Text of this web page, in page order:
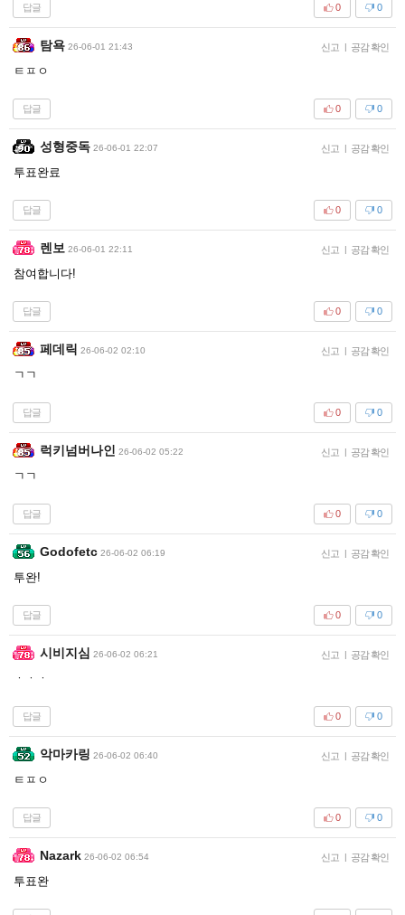
답글 0
0
탐욕 26-06-01 21:43 신고 | 공감 확인
ㅌㅍㅇ
답글 0
0
성형중독 26-06-01 22:07 신고 | 공감 확인
투표완료
답글 0
0
렌보 26-06-01 22:11 신고 | 공감 확인
참여합니다!
답글 0
0
페데릭 26-06-02 02:10 신고 | 공감 확인
ㄱㄱ
답글 0
0
럭키넘버나인 26-06-02 05:22 신고 | 공감 확인
ㄱㄱ
답글 0
0
Godofetc 26-06-02 06:19 신고 | 공감 확인
투완!
답글 0
0
시비지심 26-06-02 06:21 신고 | 공감 확인
ㆍㆍㆍ
답글 0
0
악마카링 26-06-02 06:40 신고 | 공감 확인
ㅌㅍㅇ
답글 0
0
Nazark 26-06-02 06:54 신고 | 공감 확인
투표완